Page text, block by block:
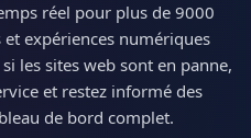
réel pour plus de 9000
expériences numériques
les sites web sont en panne,
et restez informé des
de bord complet.